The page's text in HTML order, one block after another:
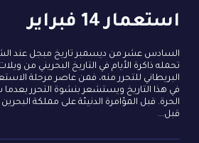
استعمار 14 فبراير
السادس عشر من ديسمبر تاريخ مبجل عند
تحمله ذاكرة الأيام في التاريخ البحريني من
البريطاني للتحرر منه، فمن عاصر مرحلة
في هذا التاريخ ويستشعر بنشوة التحرر بعدما
قبل...